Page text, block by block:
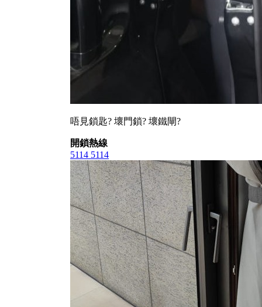
唔見鎖匙? 壞門鎖? 壞鐵閘?
開鎖熱線
5114 5114